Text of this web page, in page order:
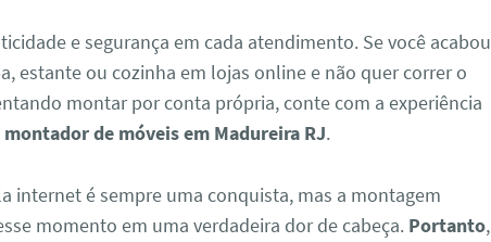
e segurança em cada atendimento. Se você acabou
estante ou cozinha em lojas online e não quer correr o
montar por conta própria, conte com a experiência
montador de móveis em Madureira RJ.
internet é sempre uma conquista, mas a montagem
momento em uma verdadeira dor de cabeça. Portanto,